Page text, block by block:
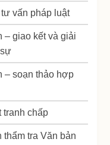
vấn pháp luật
– giao kết và giải
– soạn thảo hợp
tranh chấp
thẩm tra Văn bản